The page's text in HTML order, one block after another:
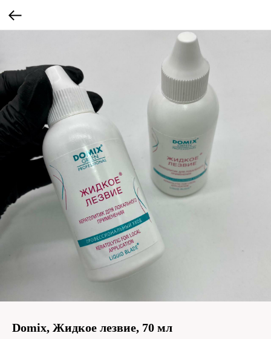
Domix, Жидкое лезвие, 70 мл